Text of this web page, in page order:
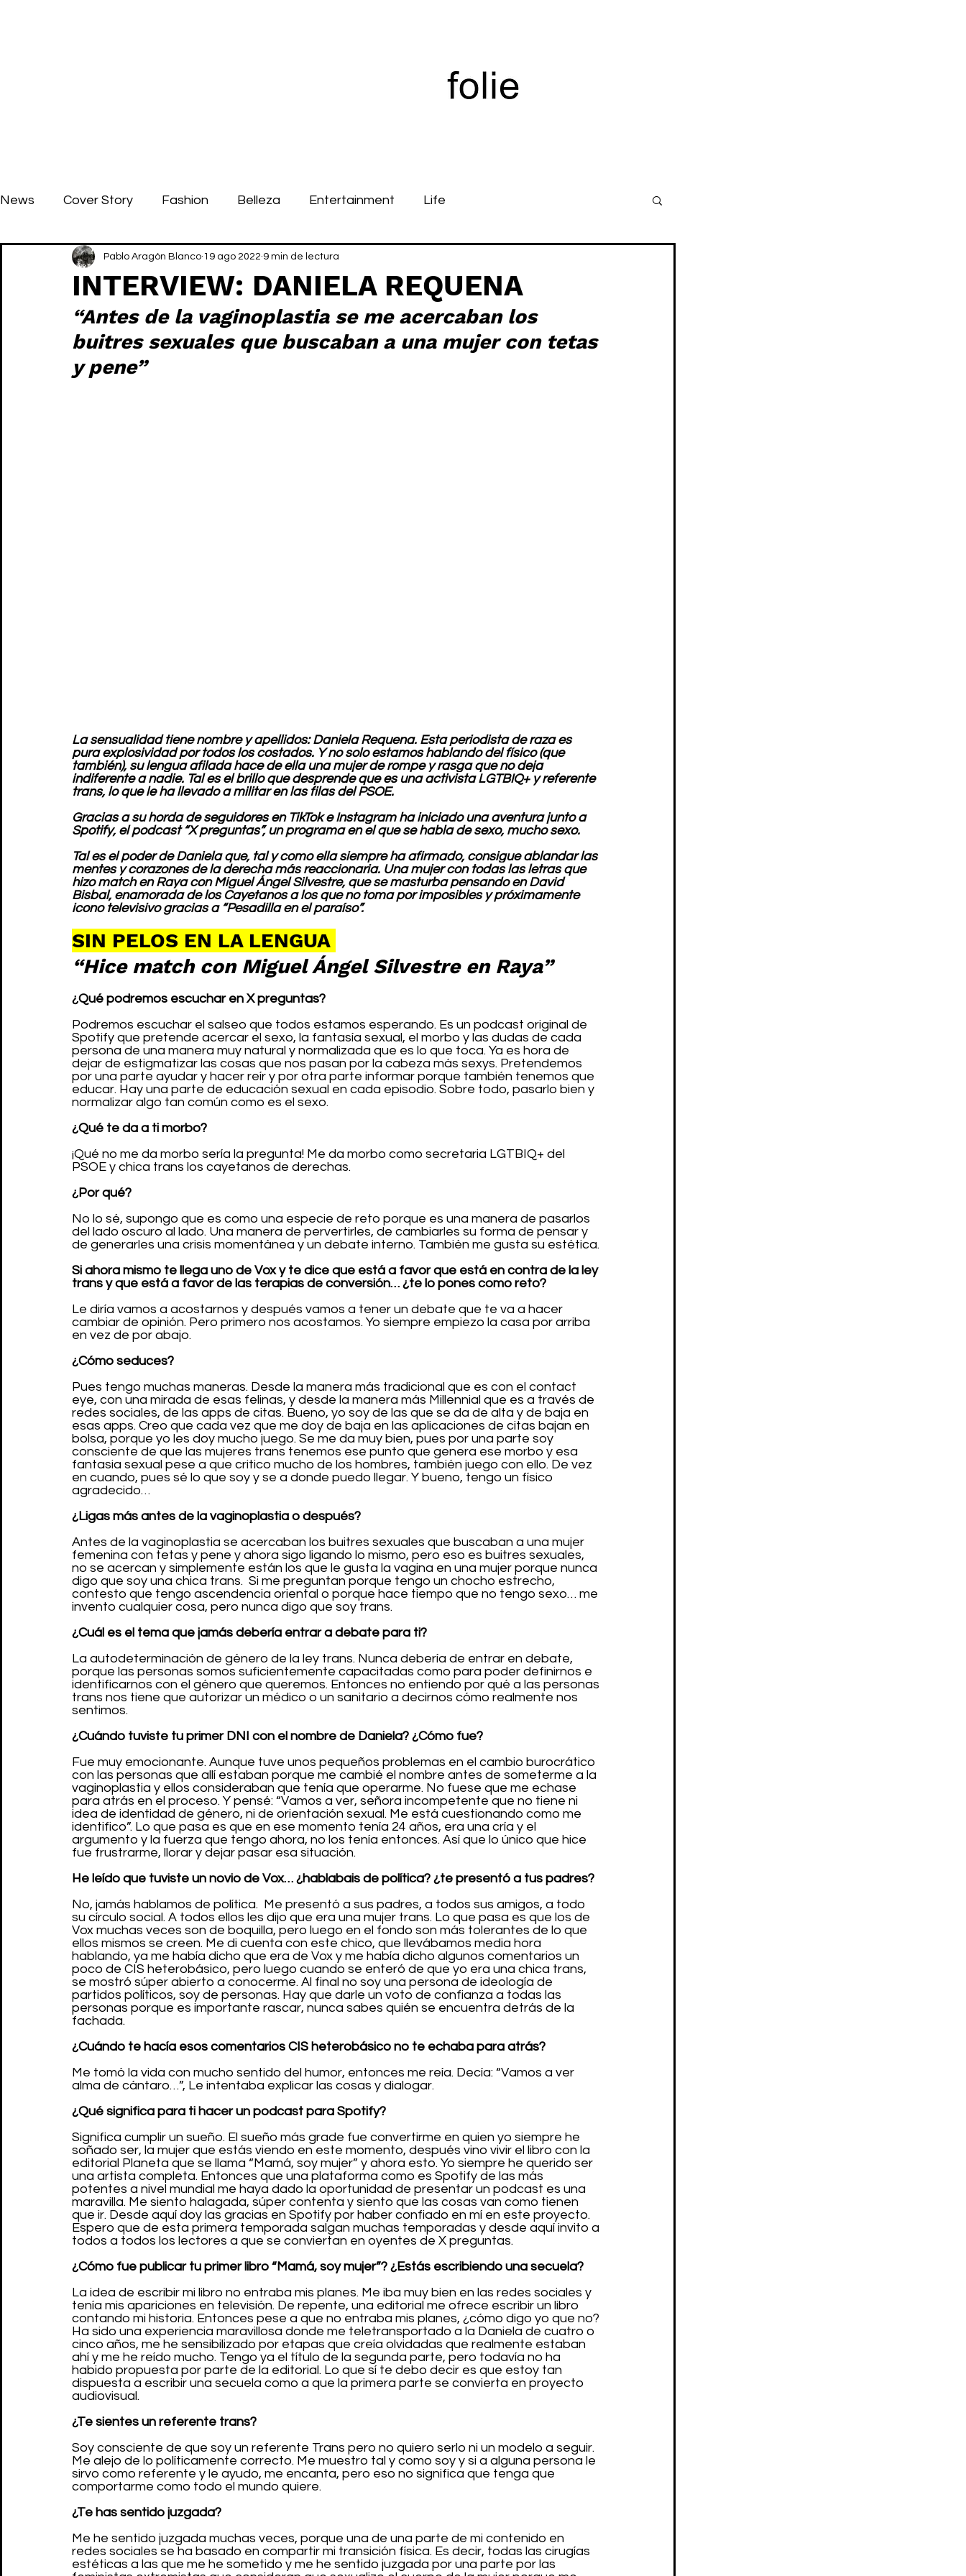
News Cover Story Fashion Belleza Entertainment Life
INTERVIEW: DANIELA REQUENA
Pablo Aragón Blanco 19 ago 2022 9 min de lectura
“Antes de la vaginoplastia se me acercaban los
buitres sexuales que buscaban a una mujer con tetas
y pene”
La sensualidad tiene nombre y apellidos: Daniela Requena. Esta periodista de raza es
pura explosividad por todos los costados. Y no solo estamos hablando del físico (que
también), su lengua afilada hace de ella una mujer de rompe y rasga que no deja
indiferente a nadie. Tal es el brillo que desprende que es una activista LGTBIQ+ y referente
trans, lo que le ha llevado a militar en las filas del PSOE.
Gracias a su horda de seguidores en TikTok e Instagram ha iniciado una aventura junto a
Spotify, el podcast “X preguntas”, un programa en el que se habla de sexo, mucho sexo.
Tal es el poder de Daniela que, tal y como ella siempre ha afirmado, consigue ablandar las
mentes y corazones de la derecha más reaccionaria. Una mujer con todas las letras que
hizo match en Raya con Miguel Ángel Silvestre, que se masturba pensando en David
Bisbal, enamorada de los Cayetanos a los que no toma por imposibles y próximamente
icono televisivo gracias a “Pesadilla en el paraíso”.
SIN PELOS EN LA LENGUA
“Hice match con Miguel Ángel Silvestre en Raya”
¿Qué podremos escuchar en X preguntas?
Podremos escuchar el salseo que todos estamos esperando. Es un podcast original de
Spotify que pretende acercar el sexo, la fantasía sexual, el morbo y las dudas de cada
persona de una manera muy natural y normalizada que es lo que toca. Ya es hora de
dejar de estigmatizar las cosas que nos pasan por la cabeza más sexys. Pretendemos
por una parte ayudar y hacer reír y por otra parte informar porque también tenemos que
educar. Hay una parte de educación sexual en cada episodio. Sobre todo, pasarlo bien y
normalizar algo tan común como es el sexo.
¿Qué te da a ti morbo?
¡Qué no me da morbo sería la pregunta! Me da morbo como secretaria LGTBIQ+ del
PSOE y chica trans los cayetanos de derechas.
¿Por qué?
No lo sé, supongo que es como una especie de reto porque es una manera de pasarlos
del lado oscuro al lado. Una manera de pervertirles, de cambiarles su forma de pensar y
de generarles una crisis momentánea y un debate interno. También me gusta su estética.
Si ahora mismo te llega uno de Vox y te dice que está a favor que está en contra de la ley
trans y que está a favor de las terapias de conversión… ¿te lo pones como reto?
Le diría vamos a acostarnos y después vamos a tener un debate que te va a hacer
cambiar de opinión. Pero primero nos acostamos. Yo siempre empiezo la casa por arriba
en vez de por abajo.
¿Cómo seduces?
Pues tengo muchas maneras. Desde la manera más tradicional que es con el contact
eye, con una mirada de esas felinas, y desde la manera más Millennial que es a través de
redes sociales, de las apps de citas. Bueno, yo soy de las que se da de alta y de baja en
esas apps. Creo que cada vez que me doy de baja en las aplicaciones de citas bajan en
bolsa, porque yo les doy mucho juego. Se me da muy bien, pues por una parte soy
consciente de que las mujeres trans tenemos ese punto que genera ese morbo y esa
fantasia sexual pese a que critico mucho de los hombres, también juego con ello. De vez
en cuando, pues sé lo que soy y se a donde puedo llegar. Y bueno, tengo un físico
agradecido…
¿Ligas más antes de la vaginoplastia o después?
Antes de la vaginoplastia se acercaban los buitres sexuales que buscaban a una mujer
femenina con tetas y pene y ahora sigo ligando lo mismo, pero eso es buitres sexuales,
no se acercan y simplemente están los que le gusta la vagina en una mujer porque nunca
digo que soy una chica trans.  Si me preguntan porque tengo un chocho estrecho,
contesto que tengo ascendencia oriental o porque hace tiempo que no tengo sexo… me
invento cualquier cosa, pero nunca digo que soy trans.
¿Cuál es el tema que jamás debería entrar a debate para ti?
La autodeterminación de género de la ley trans. Nunca debería de entrar en debate,
porque las personas somos suficientemente capacitadas como para poder definirnos e
identificarnos con el género que queremos. Entonces no entiendo por qué a las personas
trans nos tiene que autorizar un médico o un sanitario a decirnos cómo realmente nos
sentimos.
¿Cuándo tuviste tu primer DNI con el nombre de Daniela? ¿Cómo fue?
Fue muy emocionante. Aunque tuve unos pequeños problemas en el cambio burocrático
con las personas que allí estaban porque me cambié el nombre antes de someterme a la
vaginoplastia y ellos consideraban que tenía que operarme. No fuese que me echase
para atrás en el proceso. Y pensé: “Vamos a ver, señora incompetente que no tiene ni
idea de identidad de género, ni de orientación sexual. Me está cuestionando como me
identifico”. Lo que pasa es que en ese momento tenía 24 años, era una cría y el
argumento y la fuerza que tengo ahora, no los tenía entonces. Así que lo único que hice
fue frustrarme, llorar y dejar pasar esa situación.
He leído que tuviste un novio de Vox… ¿hablabais de política? ¿te presentó a tus padres?
No, jamás hablamos de política.  Me presentó a sus padres, a todos sus amigos, a todo
su círculo social. A todos ellos les dijo que era una mujer trans. Lo que pasa es que los de
Vox muchas veces son de boquilla, pero luego en el fondo son más tolerantes de lo que
ellos mismos se creen. Me di cuenta con este chico, que llevábamos media hora
hablando, ya me había dicho que era de Vox y me había dicho algunos comentarios un
poco de CIS heterobásico, pero luego cuando se enteró de que yo era una chica trans,
se mostró súper abierto a conocerme. Al final no soy una persona de ideología de
partidos políticos, soy de personas. Hay que darle un voto de confianza a todas las
personas porque es importante rascar, nunca sabes quién se encuentra detrás de la
fachada.
¿Cuándo te hacía esos comentarios CIS heterobásico no te echaba para atrás?
Me tomó la vida con mucho sentido del humor, entonces me reía. Decía: “Vamos a ver
alma de cántaro…”, Le intentaba explicar las cosas y dialogar.
¿Qué significa para ti hacer un podcast para Spotify?
Significa cumplir un sueño. El sueño más grade fue convertirme en quien yo siempre he
soñado ser, la mujer que estás viendo en este momento, después vino vivir el libro con la
editorial Planeta que se llama “Mamá, soy mujer” y ahora esto. Yo siempre he querido ser
una artista completa. Entonces que una plataforma como es Spotify de las más
potentes a nivel mundial me haya dado la oportunidad de presentar un podcast es una
maravilla. Me siento halagada, súper contenta y siento que las cosas van como tienen
que ir. Desde aquí doy las gracias en Spotify por haber confiado en mí en este proyecto.
Espero que de esta primera temporada salgan muchas temporadas y desde aquí invito a
todos a todos los lectores a que se conviertan en oyentes de X preguntas.
¿Cómo fue publicar tu primer libro “Mamá, soy mujer”? ¿Estás escribiendo una secuela?
La idea de escribir mi libro no entraba mis planes. Me iba muy bien en las redes sociales y
tenía mis apariciones en televisión. De repente, una editorial me ofrece escribir un libro
contando mi historia. Entonces pese a que no entraba mis planes, ¿cómo digo yo que no?
Ha sido una experiencia maravillosa donde me teletransportado a la Daniela de cuatro o
cinco años, me he sensibilizado por etapas que creía olvidadas que realmente estaban
ahí y me he reído mucho. Tengo ya el título de la segunda parte, pero todavía no ha
habido propuesta por parte de la editorial. Lo que sí te debo decir es que estoy tan
dispuesta a escribir una secuela como a que la primera parte se convierta en proyecto
audiovisual.
¿Te sientes un referente trans?
Soy consciente de que soy un referente Trans pero no quiero serlo ni un modelo a seguir.
Me alejo de lo políticamente correcto. Me muestro tal y como soy y si a alguna persona le
sirvo como referente y le ayudo, me encanta, pero eso no significa que tenga que
comportarme como todo el mundo quiere.
¿Te has sentido juzgada?
Me he sentido juzgada muchas veces, porque una de una parte de mi contenido en
redes sociales se ha basado en compartir mi transición física. Es decir, todas las cirugías
estéticas a las que me he sometido y me he sentido juzgada por una parte por las